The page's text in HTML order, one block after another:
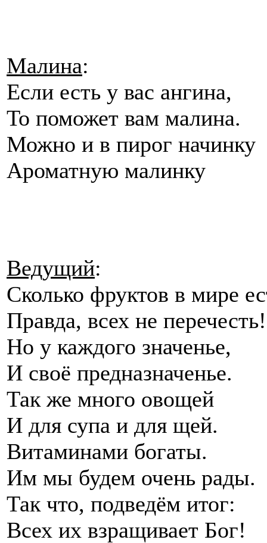
Малина:
Если есть у вас ангина,
То поможет вам малина.
Можно и в пирог начинку
Ароматную малинку
Ведущий:
Сколько фруктов в мире
Правда, всех не
Но у каждого значенье,
И своё предназначенье.
Так же много овощей
И для супа и для щей.
Витаминами богаты.
Им мы
Так что, подведём итог:
Всех их взращивает Бог!